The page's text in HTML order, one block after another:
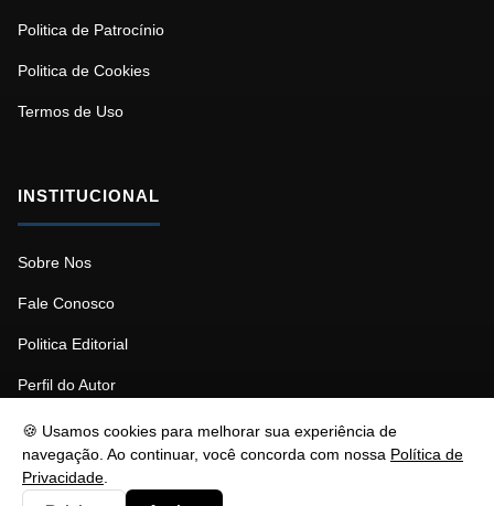
🍪 Usamos cookies para melhorar sua experiência de
navegação. Ao continuar, você concorda com nossa Política de
Privacidade
Politica de Patrocínio
Politica de Cookies
Termos de Uso
INSTITUCIONAL
Sobre Nos
Fale Conosco
Politica Editorial
Perfil do Autor
© 2026 Psicopedagogia. Todos os direitos reservados.